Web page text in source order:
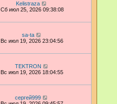
Kelistraza
Сб июл 25, 2026 09:38:08
sa-ta
Вс июл 19, 2026 23:04:56
TEKTRON
Вс июл 19, 2026 18:04:55
сергей999